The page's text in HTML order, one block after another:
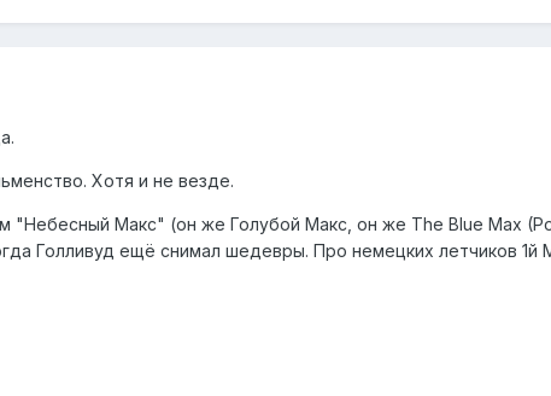
Хотя и не везде.
"Небесный Макс" (он же Голубой Макс, он же The Blue Max
Голливуд ещё снимал шедевры. Про немецких летчиков 1й